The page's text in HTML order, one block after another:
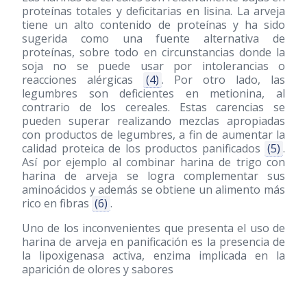
proteínas totales y deficitarias en lisina. La arveja
tiene un alto contenido de proteínas y ha sido
sugerida como una fuente alternativa de
proteínas, sobre todo en circunstancias donde la
soja no se puede usar por intolerancias o
reacciones alérgicas
(4) . Por otro lado, las
legumbres son deficientes en metionina, al
contrario de los cereales. Estas carencias se
pueden superar realizando mezclas apropiadas
con productos de legumbres, a fin de aumentar la
calidad proteica de los productos panificados (5) .
Así por ejemplo al combinar harina de trigo con
harina de arveja se logra complementar sus
aminoácidos y además se obtiene un alimento más
rico en fibras (6) .
Uno de los inconvenientes que presenta el uso de
harina de arveja en panificación es la presencia de
la lipoxigenasa activa, enzima implicada en la
aparición de olores y sabores